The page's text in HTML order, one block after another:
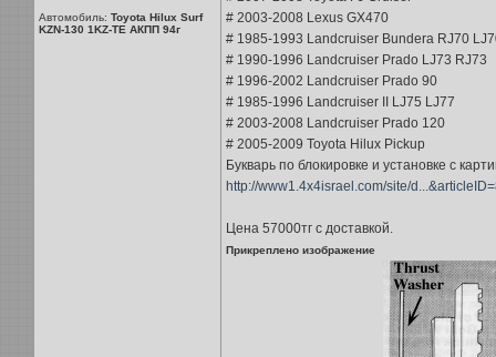
Автомобиль: Toyota Hilux Surf
KZN-130 1KZ-TE АКПП 94г
# 2003-2008 Lexus GX470
# 1985-1993 Landcruiser Bundera RJ70
# 1990-1996 Landcruiser Prado LJ73 RJ73
# 1996-2002 Landcruiser Prado 90
# 1985-1996 Landcruiser II LJ75 LJ77
# 2003-2008 Landcruiser Prado 120
# 2005-2009 Toyota Hilux Pickup
Букварь по блокировке и установке с
http://www1.4x4israel.com/site/
Цена 57000тг с доставкой.
Прикреплено изображение